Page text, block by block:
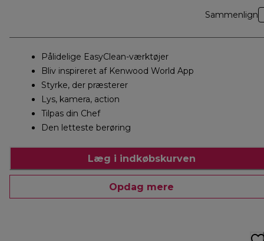
Sammenlign
Pålidelige EasyClean-værktøjer
Bliv inspireret af Kenwood World App
Styrke, der præsterer
Lys, kamera, action
Tilpas din Chef
Den letteste berøring
Læg i indkøbskurven
Opdag mere